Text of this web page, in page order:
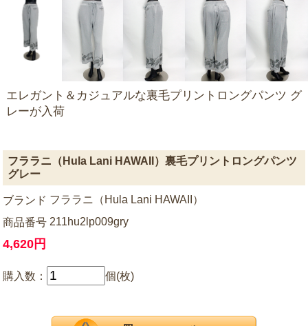
エレガント＆カジュアルな裏毛プリントロングパンツ グ
レーが入荷
フララニ（Hula Lani HAWAII）裏毛プリントロングパンツ
グレー
ブランド フララニ（Hula Lani HAWAII）
商品番号211hu2lp009gry
4,620円
購入数： 個(枚)